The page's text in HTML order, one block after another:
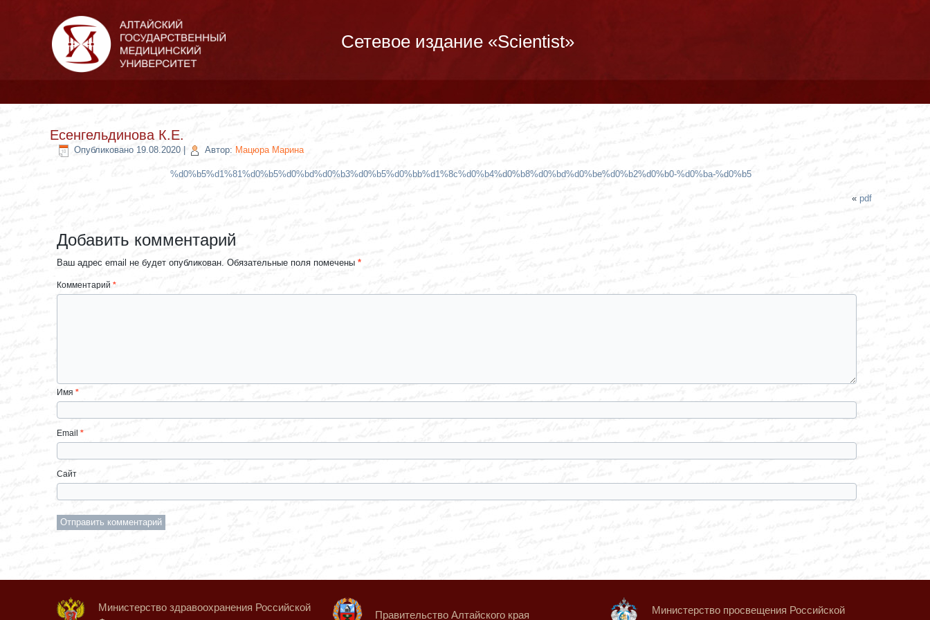
Сетевое издание «Scientist»
Есенгельдинова К.Е.
Опубликовано 19.08.2020 Автор: Мацюра Марина
%d0%b5%d1%81%d0%b5%d0%bd%d0%b3%d0%b5%d0%bb%d1%8c%d0%b4%d0%b8%d0%bd%d0%be%d0%b2%d0%b0-%d0%ba-%d0%b5
« pdf
Добавить комментарий
Ваш адрес email не будет опубликован. Обязательные поля помечены *
Комментарий *
Имя *
Email *
Сайт
Министерство здравоохранения Российской
Правительство Алтайского края Министерство просвещения Российской